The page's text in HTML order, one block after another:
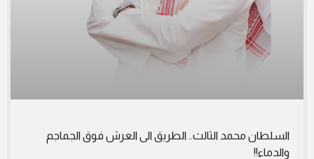
السلطان محمد الثالث.. الطريق الى العرش فوق الجماجم
والدماء!!